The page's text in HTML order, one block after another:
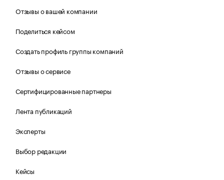
Отзывы о вашей компании
Поделиться кейсом
Создать профиль группы компаний
Отзывы о сервисе
Сертифицированные партнеры
Лента публикаций
Эксперты
Выбор редакции
Кейсы